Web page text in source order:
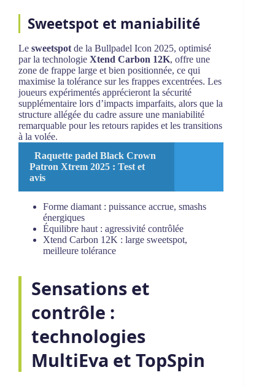
Sweetspot et maniabilité
Le sweetspotde la Bullpadel Icon 2025, optimisé
par la technologie Xtend Carbon 12K, offre une
zone de frappe large et bien positionnée, ce qui
maximise la tolérance sur les frappes excentrées. Les
joueurs expérimentés apprécieront la sécurité
supplémentaire lors d’impacts imparfaits, alors que la
structure allégée du cadre assure une maniabilité
remarquable pour les retours rapides et les transitions
à la volée.
Raquette padel Black Crown
Patron Xtrem 2025 : Test et
avis
Forme diamant : puissance accrue, smashs
énergiques
Équilibre haut : agressivité contrôlée
Xtend Carbon 12K : large sweetspot,
meilleure tolérance
Sensations et
contrôle :
technologies
MultiEva et TopSpin